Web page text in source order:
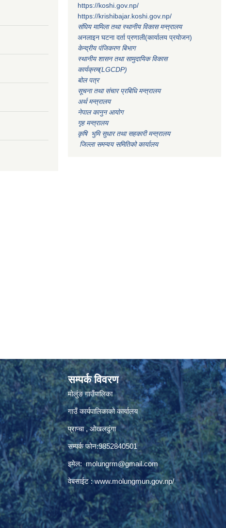
https://koshi.gov.np/
https://krishibajar.koshi.gov.np/
संघिय मामिला तथा स्थानीय विकास मन्त्रालय
अनलाइन घटना दर्ता प्रणाली(कार्यालय प्रयोजन)
केन्द्रीय पंजिकरण बिभाग
स्थानीय शासन तथा सामुदायिक विकास
कार्यक्रम(LGCDP)
बोल पत्र
सूचना तथा संचार प्रबिधि मन्त्रालय
अर्थ मन्त्रालय
नेपाल कानुन आयोग
गृह मन्त्रालय
कृषि भुमि सुधार तथा सहकारी मन्त्रालय
जिल्ला समन्वय समितिको कार्यालय
सम्पर्क विवरण
मोलुंङ गाउँपालिका
गाउँ कार्यपालिकाको कार्यालय
प्राप्चा , ओखलढुंगा
सम्पर्क फोन:9852840501
इमेल:molungrm@gmail.com
वेबसाईट :www.molungmun.gov.np/